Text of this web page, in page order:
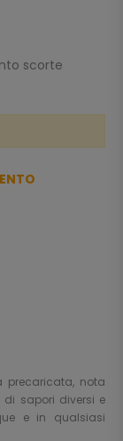
scorte
precaricata, nota
sapori diversi e
e in qualsiasi